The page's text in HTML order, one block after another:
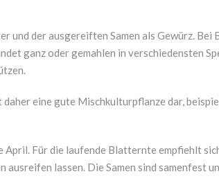
und der ausgereiften Samen als Gewürz. Bei
ganz oder gemahlen in verschiedensten
eine gute Mischkulturpflanze dar,
Für die laufende Blatternte empfiehlt
lassen. Die Samen sind samenfest